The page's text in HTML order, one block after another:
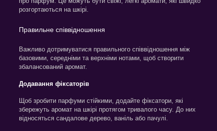
розгортаються на шкірі.
Правильне співвідношення
Важливо дотримуватися правильного співвідношення між
базовими, середніми та верхніми нотами, щоб створити
збалансований аромат.
Додавання фіксаторів
Щоб зробити парфуми стійкими, додайте фіксатори, які
збережуть аромат на шкірі протягом тривалого часу. До них
відносяться сандалове дерево, ваніль або пачулі.